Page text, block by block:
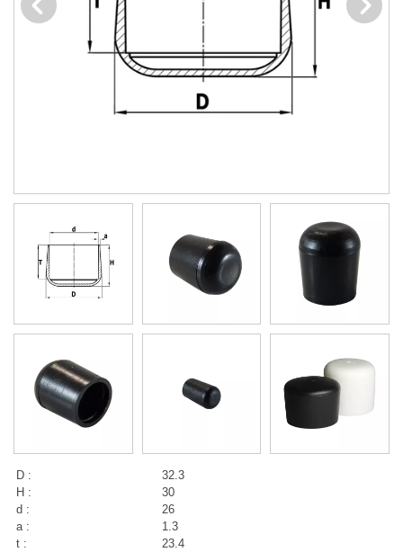
D :
32.3
H :
30
d :
26
a :
1.3
t :
23.4